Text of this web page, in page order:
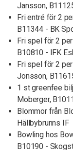
Jansson,
Fri entré för 2
B11344 - BK
Fri spel för 2
B10810 - IFK
Fri spel för 2
Jonsson,
1 st greenfee
Moberger,
Blommor från
Hällbybrunns IF
Bowling hos
B10190 -